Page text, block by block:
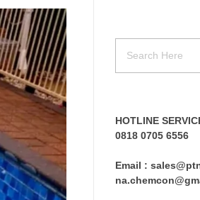
HOTLINE
0818 0705 6556
Email :